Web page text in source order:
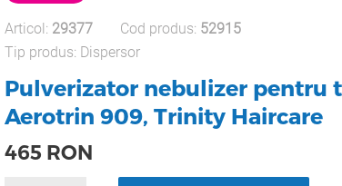
Articol: 29377 Cod produs: 52915
Tip produs: Dispersor
Pulverizator nebulizer pentru
Aerotrin 909, Trinity Haircare
465 RON